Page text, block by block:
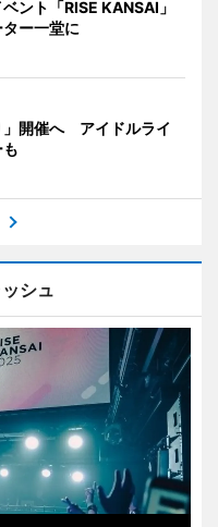
ント「RISE KANSAI」
ー一堂に
」開催へ アイドルライ
シュ